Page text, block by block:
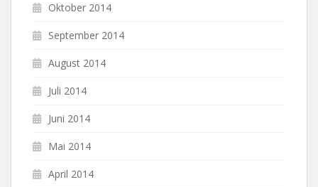
Oktober 2014
September 2014
August 2014
Juli 2014
Juni 2014
Mai 2014
April 2014